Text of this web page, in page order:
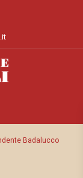
Badalucco